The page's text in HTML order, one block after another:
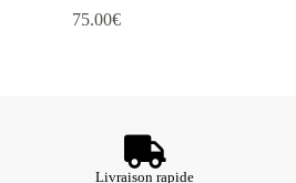
75.00€
Livraison rapide